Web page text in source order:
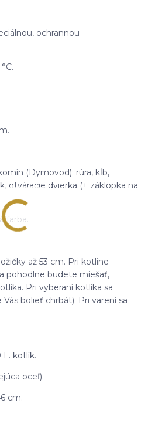
ochrannou
(Dymovod): rúra, kĺb,
otváracie dvierka (+ záklopka na
farba.
až 53 cm. Pri kotline
pohodlne budete miešať,
Pri vyberaní kotlíka sa
bolieť chrbát). Pri varení sa
L. kotlík.
oceľ).
cm.